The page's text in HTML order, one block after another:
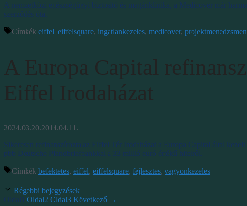
A nemzetközi egészségügyi biztosító és magánklinika, a Medicover már
szerződés óta.
Címkék eiffel, eiffelsquare, ingatlankezeles, medicover,
2024.03.20.2014.04.11.
Sikeresen refinanszírozta az Eiffel Tér Irodaházat a Europa Capital által
pbb Deutsche Pfandbriefbankkal a 33 millió euró értékű hitelről.
Címkék befektetes, eiffel, eiffelsquare, fejlesztes, vagyonkezeles
Régebbi bejegyzések
Oldal 1 Oldal2 Oldal3 Következő →